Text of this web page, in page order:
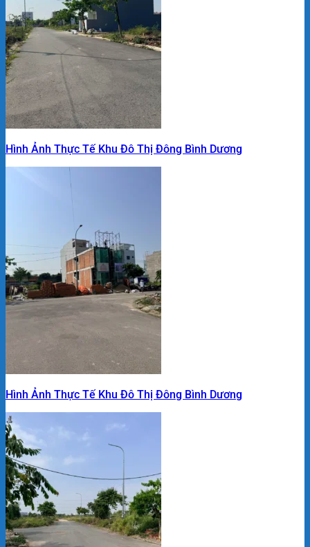
Hình Ảnh Thực Tế Khu Đô Thị Đông Bình Dương
Hình Ảnh Thực Tế Khu Đô Thị Đông Bình Dương